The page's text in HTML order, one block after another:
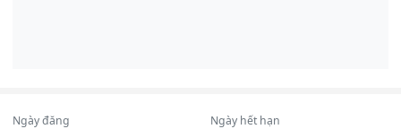
Ngày đăng Ngày hết hạn